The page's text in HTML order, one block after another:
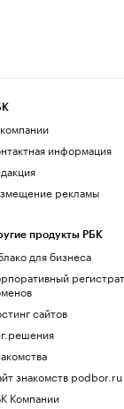
информация
рекламы
продукты РБК
для бизнеса
сайтов
знакомств podbor.ru
Компании